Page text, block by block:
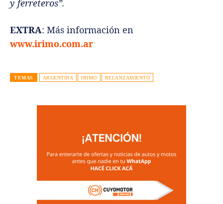
y ferreteros”.
EXTRA: Más información en
www.irimo.com.ar
TEMAS ARGENTINA IRIMO RELANZAMIENTO